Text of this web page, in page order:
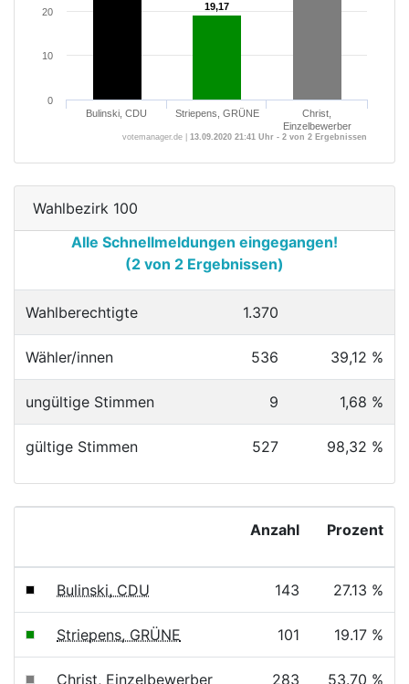
19,17
19,17
Bulinski, CDU Striepens, GRÜNE
Christ,
Einzelbewerber
0
10
20
votemanager.de | 13.09.2020 21:41 Uhr - 2 von 2 Ergebnissen
Wahlbezirk 100
Alle Schnellmeldungen eingegangen!
(2 von 2 Ergebnissen)
Wahlberechtigte 1.370
Wähler/innen 536 39,12 %
ungültige Stimmen 9 1,68 %
gültige Stimmen 527 98,32 %
Anzahl Prozent
Bulinski, CDU 143 27.13 %
Striepens, GRÜNE 101 19.17 %
Christ, Einzelbewerber 283 53.70 %